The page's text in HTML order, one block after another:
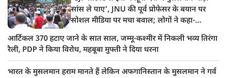
सांस ले पाए', JNU की पूर्व प्रोफेसर के बयान पर
सोशल मीडिया पर मचा बवाल; लोगों ने कहा-
पाकिस्तान भेजो
आर्टिकल 370 हटाए जाने के सात साल, जम्मू-कश्मीर में निकली भव्य तिरंगा
रैली, PDP ने किया विरोध, महबूबा मुफ्ती ने दिया धरना
भारत के मुसलमान हराम मानते हैं लेकिन अफगानिस्तान के मुसलमान ने गर्व